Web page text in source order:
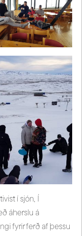
í sjón, Í
áherslu á
fyrir ferð af þessu